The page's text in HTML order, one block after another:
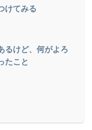
けてみる
るけど、何がよろ
たこと